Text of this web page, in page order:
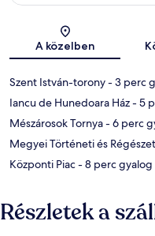
A közelben
Szent István-torony- 3 perc
Iancu de Hunedoara Ház- 5
Mészárosok Tornya- 6 perc
Megyei Történeti és
Központi Piac- 8 perc gyalog
Részletek a